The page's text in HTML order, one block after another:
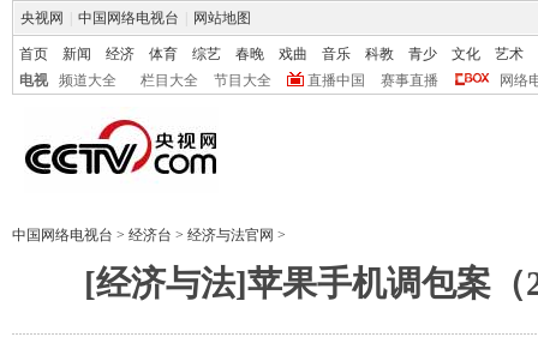
央视网 中国网络电视台 网站地图
首页 新闻 经济 体育 综艺 春晚 戏曲 音乐 科教 青少 文化
艺术
电视
频道大全 栏目大全 节目大全 直播中国 赛事直播 网络
中国网络电视台 > 经济台 > 经济与法官网 >
[经济与法]苹果手机调包案（